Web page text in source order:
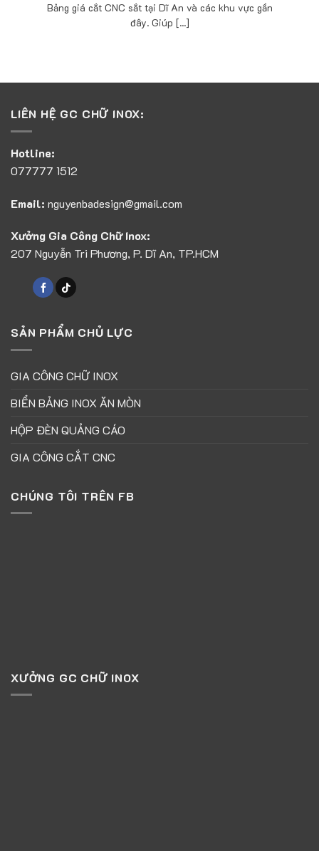
Bảng giá cắt CNC sắt tại Dĩ An và các khu vực gần
đây. Giúp [...]
LIÊN HỆ GC CHỮ INOX:
Hotline:
077777 1512
Email: nguyenbadesign@gmail.com
Xưởng Gia Công Chữ Inox:
207 Nguyễn Tri Phương, P. Dĩ An, TP.HCM
SẢN PHẨM CHỦ LỰC
GIA CÔNG CHỮ INOX
BIỂN BẢNG INOX ĂN MÒN
HỘP ĐÈN QUẢNG CÁO
GIA CÔNG CẮT CNC
CHÚNG TÔI TRÊN FB
XƯỞNG GC CHỮ INOX